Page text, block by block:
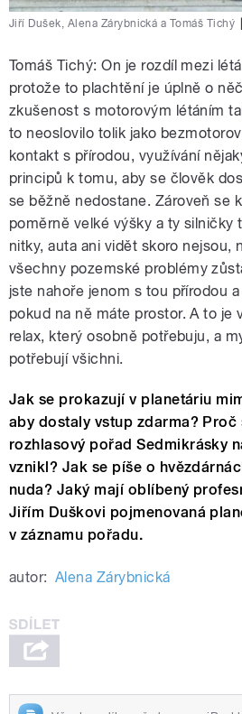
Jiří Dušek, Alena Zárybnická a Tomáš Tichý
Tomáš Tichý: On je rozdíl mezi
protože to plachtění je úplně o
zkušenost s motorovým létáním
to neoslovilo tolik jako
kontakt s přírodou, využívání
principů k tomu, aby se člověk
se běžně nedostane. Zároveň se
poměrně velké výšky a ty silničky
nitky, auta ani vidět skoro nejsou,
všechny pozemské problémy
jste nahoře jenom s tou přírodou
pokud na ně máte prostor. A to je
relax, který osobně potřebuju, a
potřebují všichni.
Jak se prokazují v planetáriu
aby dostaly vstup zdarma? Proč
rozhlasový pořad Sedmikrásky
vznikl? Jak se píše o
nuda? Jaký mají oblíbený
Jiřím Duškovi pojmenovaná
v záznamu pořadu.
autor: Alena Zárybnická